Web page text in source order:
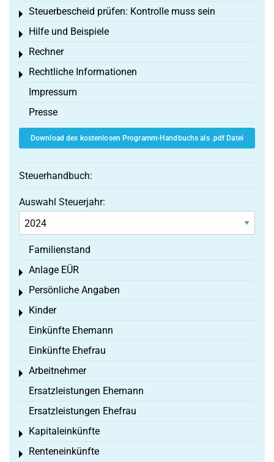
Steuerbescheid prüfen: Kontrolle muss sein
Toggle menu
Hilfe und Beispiele
Toggle menu
Rechner
Toggle menu
Rechtliche Informationen
Toggle menu
Impressum
Presse
Download des kostenlosen Programm-Handbuchs als .pdf Datei
Steuerhandbuch:
Auswahl Steuerjahr:
Familienstand
Anlage EÜR
Toggle menu
Persönliche Angaben
Toggle menu
Kinder
Toggle menu
Einkünfte Ehemann
Einkünfte Ehefrau
Arbeitnehmer
Toggle menu
Ersatzleistungen Ehemann
Ersatzleistungen Ehefrau
Kapitaleinkünfte
Toggle menu
Renteneinkünfte
Toggle menu